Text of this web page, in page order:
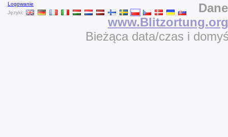
Logowanie
Języki:
www.Blitzortung.org
Bieżąca data/czas i